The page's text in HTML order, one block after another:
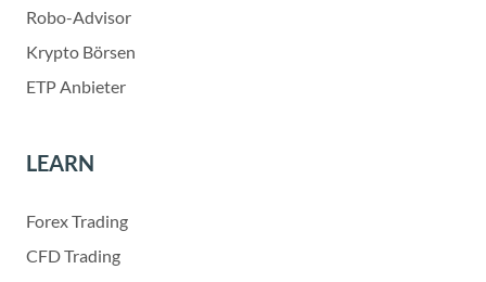
Robo-Advisor
Krypto Börsen
ETP Anbieter
LEARN
Forex Trading
CFD Trading